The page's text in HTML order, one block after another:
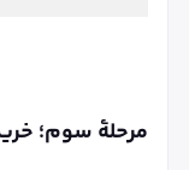
مرحلۀ سوم؛